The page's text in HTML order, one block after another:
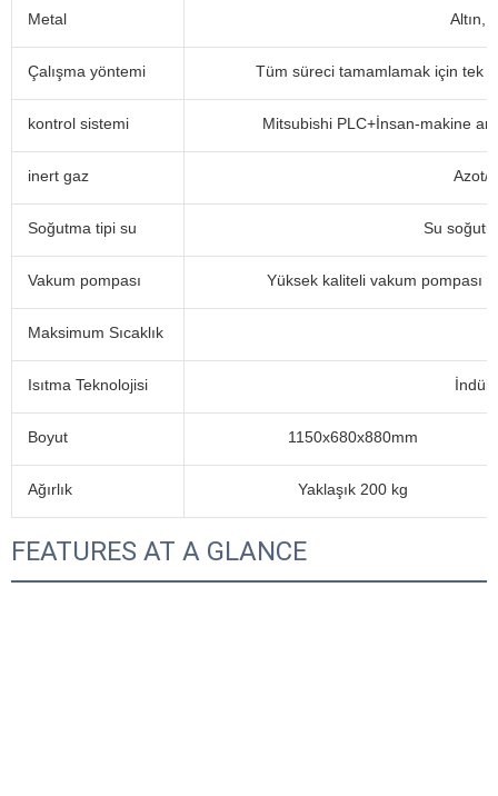
Metal Altın,
Çalışma yöntemi Tüm süreci tamamlamak için tek
kontrol sistemi Mitsubishi PLC+İnsan-makine
inert gaz Azot/
Soğutma tipi su Su
Vakum pompası Yüksek kaliteli vakum pompası
Maksimum Sıcaklık
Isıtma Teknolojisi
Boyut 1150x680x880mm
Ağırlık Yaklaşık 200 kg
FEATURES AT A GLANCE